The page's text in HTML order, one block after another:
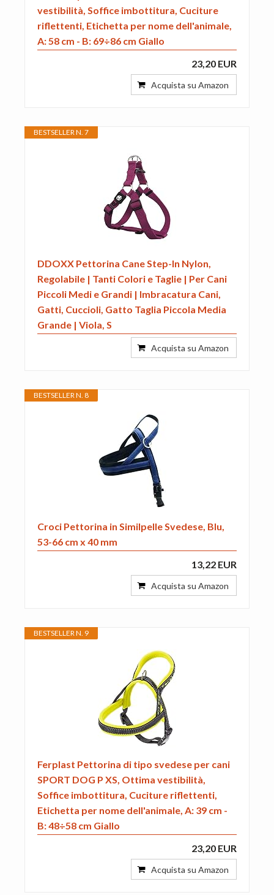
vestibilità, Soffice imbottitura, Cuciture
riflettenti, Etichetta per nome dell'animale,
A: 58 cm - B: 69÷86 cm Giallo
23,20 EUR
Acquista su Amazon
BESTSELLER N. 7
DDOXX Pettorina Cane Step-In Nylon,
Regolabile | Tanti Colori e Taglie | Per Cani
Piccoli Medi e Grandi | Imbracatura Cani,
Gatti, Cuccioli, Gatto Taglia Piccola Media
Grande | Viola, S
Acquista su Amazon
BESTSELLER N. 8
Croci Pettorina in Similpelle Svedese, Blu,
53-66 cm x 40 mm
13,22 EUR
Acquista su Amazon
BESTSELLER N. 9
Ferplast Pettorina di tipo svedese per cani
SPORT DOG P XS, Ottima vestibilità,
Soffice imbottitura, Cuciture riflettenti,
Etichetta per nome dell'animale, A: 39 cm -
B: 48÷58 cm Giallo
23,20 EUR
Acquista su Amazon